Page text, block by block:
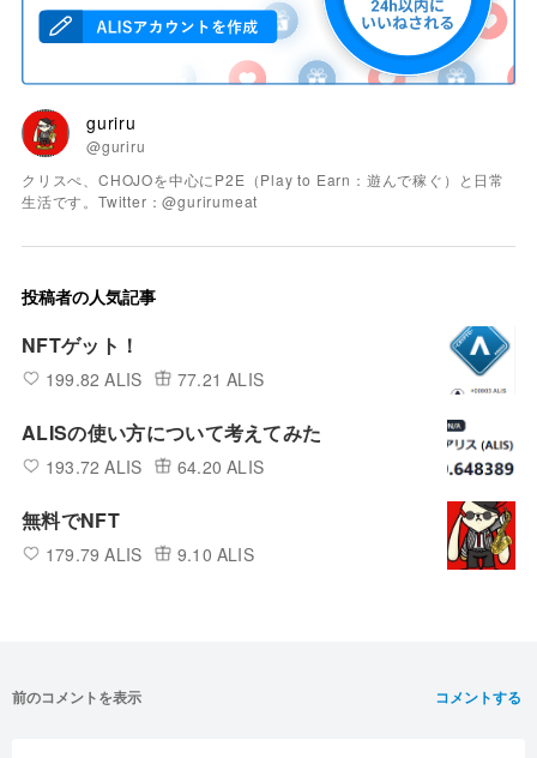
guriru
@guriru
クリスぺ、CHOJOを中心にP2E（Play to Earn：遊んで稼ぐ）と日常
生活です。Twitter：@gurirumeat
投稿者の人気記事
NFTゲット！
199.82 ALIS 77.21 ALIS
ALISの使い方について考えてみた
193.72 ALIS 64.20 ALIS
無料でNFT
179.79 ALIS 9.10 ALIS
コメントする
前のコメントを表示